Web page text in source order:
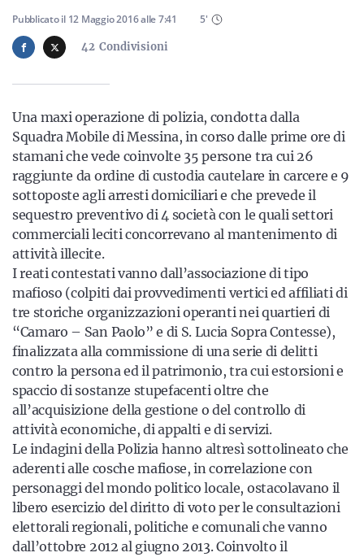
Servizi
Resta sempre aggiornato con le ultime news, iscriviti alla
nostra newsletter
Iscriviti
42 Condivisioni
Pubblicato il 12 Maggio 2016alle7:41 5'
Una maxi operazione di polizia, condotta dalla
Squadra Mobile di Messina, in corso dalle prime ore di
stamani che vede coinvolte 35 persone tra cui 26
raggiunte da ordine di custodia cautelare in carcere e 9
sottoposte agli arresti domiciliari e che prevede il
sequestro preventivo di 4 società con le quali settori
commerciali leciti concorrevano al mantenimento di
attività illecite.
I reati contestati vanno dall’associazione di tipo
mafioso (colpiti dai provvedimenti vertici ed affiliati di
tre storiche organizzazioni operanti nei quartieri di
“Camaro – San Paolo” e di S. Lucia Sopra Contesse),
finalizzata alla commissione di una serie di delitti
contro la persona ed il patrimonio, tra cui estorsioni e
spaccio di sostanze stupefacenti oltre che
all’acquisizione della gestione o del controllo di
attività economiche, di appalti e di servizi.
Le indagini della Polizia hanno altresì sottolineato che
aderenti alle cosche mafiose, in correlazione con
personaggi del mondo politico locale, ostacolavano il
libero esercizio del diritto di voto per le consultazioni
elettorali regionali, politiche e comunali che vanno
dall’ottobre 2012 al giugno 2013. Coinvolto il